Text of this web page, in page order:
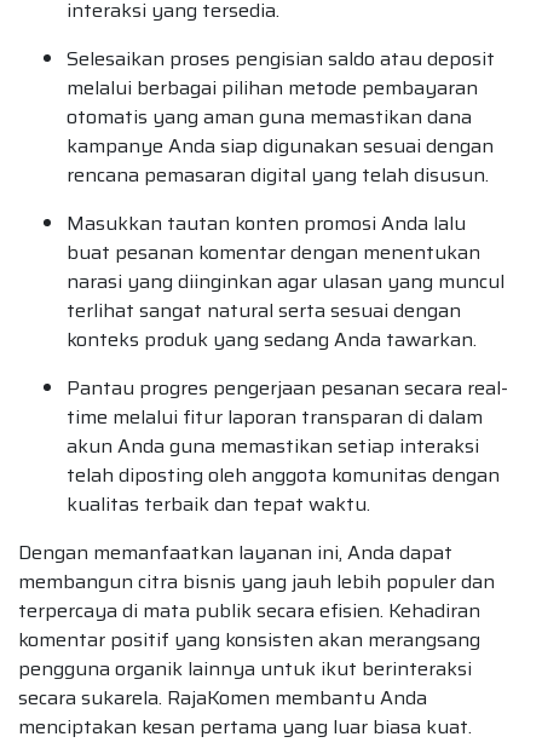
interaksi yang tersedia.
Selesaikan proses pengisian saldo atau deposit
melalui berbagai pilihan metode pembayaran
otomatis yang aman guna memastikan dana
kampanye Anda siap digunakan sesuai dengan
rencana pemasaran digital yang telah disusun.
Masukkan tautan konten promosi Anda lalu
buat pesanan komentar dengan menentukan
narasi yang diinginkan agar ulasan yang muncul
terlihat sangat natural serta sesuai dengan
konteks produk yang sedang Anda tawarkan.
Pantau progres pengerjaan pesanan secara real-
time melalui fitur laporan transparan di dalam
akun Anda guna memastikan setiap interaksi
telah diposting oleh anggota komunitas dengan
kualitas terbaik dan tepat waktu.
Dengan memanfaatkan layanan ini, Anda dapat
membangun citra bisnis yang jauh lebih populer dan
terpercaya di mata publik secara efisien. Kehadiran
komentar positif yang konsisten akan merangsang
pengguna organik lainnya untuk ikut berinteraksi
secara sukarela. RajaKomen membantu Anda
menciptakan kesan pertama yang luar biasa kuat.